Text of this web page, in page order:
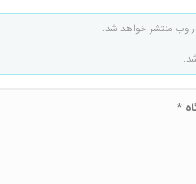
وب منتشر خواهد شد.